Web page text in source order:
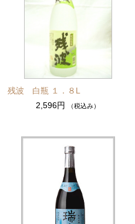
残波 白瓶 １．８L
2,596円
（税込み）